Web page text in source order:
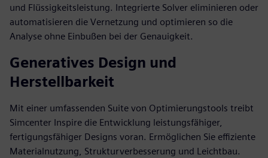
und Flüssigkeitsleistung. Integrierte Solver eliminieren oder
automatisieren die Vernetzung und optimieren so die
Analyse ohne Einbußen bei der Genauigkeit.
Generatives Design und
Herstellbarkeit
Mit einer umfassenden Suite von Optimierungstools treibt
Simcenter Inspire die Entwicklung leistungsfähiger,
fertigungsfähiger Designs voran. Ermöglichen Sie effiziente
Materialnutzung, Strukturverbesserung und Leichtbau.